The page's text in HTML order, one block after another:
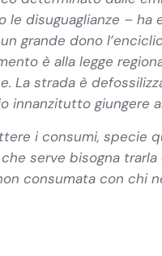
disuguaglianze –
grande dono
è alla legge
La strada è
innanzitutto
i consumi, specie
serve bisogna
consumata con chi